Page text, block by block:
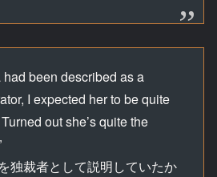
had been described as a
I expected her to be quite
out she’s quite the
独裁者として説明していたか